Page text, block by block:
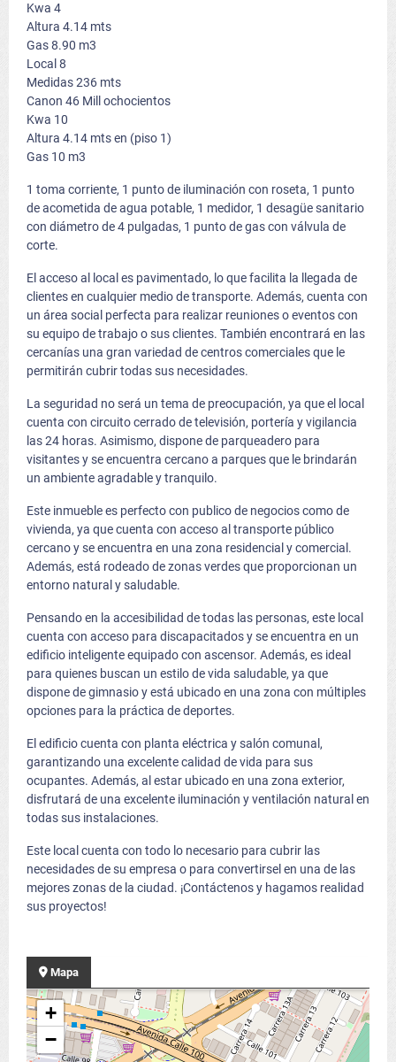
Kwa 4
Altura 4.14 mts
Gas 8.90 m3
Local 8
Medidas 236 mts
Canon 46 Mill ochocientos
Kwa 10
Altura 4.14 mts en (piso 1)
Gas 10 m3
1 toma corriente, 1 punto de iluminación con roseta, 1 punto
de acometida de agua potable, 1 medidor, 1 desagüe sanitario
con diámetro de 4 pulgadas, 1 punto de gas con válvula de
corte.
El acceso al local es pavimentado, lo que facilita la llegada de
clientes en cualquier medio de transporte. Además, cuenta con
un área social perfecta para realizar reuniones o eventos con
su equipo de trabajo o sus clientes. También encontrará en las
cercanías una gran variedad de centros comerciales que le
permitirán cubrir todas sus necesidades.
La seguridad no será un tema de preocupación, ya que el local
cuenta con circuito cerrado de televisión, portería y vigilancia
las 24 horas. Asimismo, dispone de parqueadero para
visitantes y se encuentra cercano a parques que le brindarán
un ambiente agradable y tranquilo.
Este inmueble es perfecto con publico de negocios como de
vivienda, ya que cuenta con acceso al transporte público
cercano y se encuentra en una zona residencial y comercial.
Además, está rodeado de zonas verdes que proporcionan un
entorno natural y saludable.
Pensando en la accesibilidad de todas las personas, este local
cuenta con acceso para discapacitados y se encuentra en un
edificio inteligente equipado con ascensor. Además, es ideal
para quienes buscan un estilo de vida saludable, ya que
dispone de gimnasio y está ubicado en una zona con múltiples
opciones para la práctica de deportes.
El edificio cuenta con planta eléctrica y salón comunal,
garantizando una excelente calidad de vida para sus
ocupantes. Además, al estar ubicado en una zona exterior,
disfrutará de una excelente iluminación y ventilación natural en
todas sus instalaciones.
Este local cuenta con todo lo necesario para cubrir las
necesidades de su empresa o para convertirsel en una de las
mejores zonas de la ciudad. ¡Contáctenos y hagamos realidad
sus proyectos!
Mapa
+
−